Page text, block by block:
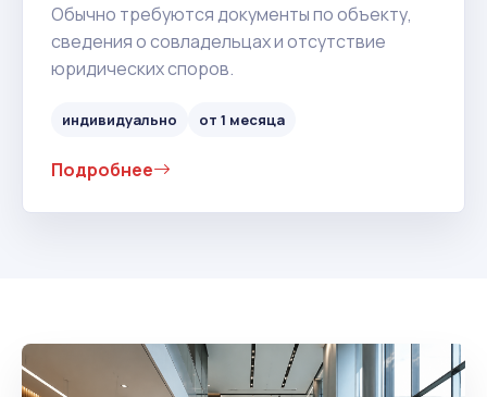
Обычно требуются документы по объекту,
сведения о совладельцах и отсутствие
юридических споров.
индивидуально от 1 месяца
Подробнее